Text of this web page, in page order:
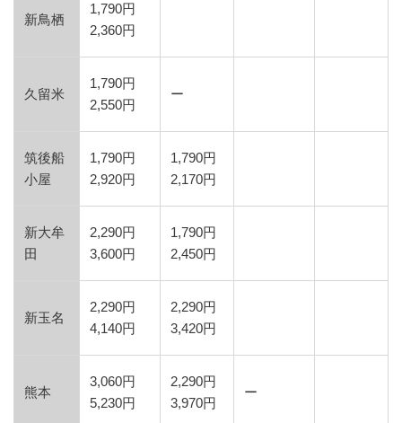
新鳥栖
1,790円
2,360円
久留米
1,790円
2,550円
ー
筑後船
小屋
1,790円
2,920円
1,790円
2,170円
新大牟
田
2,290円
3,600円
1,790円
2,450円
新玉名
2,290円
4,140円
2,290円
3,420円
熊本
3,060円
5,230円
2,290円
3,970円
ー